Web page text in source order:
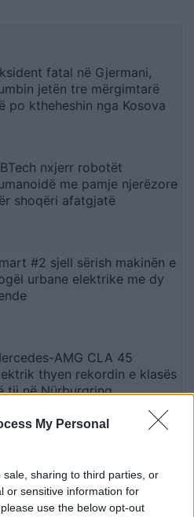
My Personal
sharing to third parties, or
or sensitive information for
use the below opt-out
fatal në Gjermani,
jetën tre mërgimtarë
po ktheheshin nga Kosova
nxjerr robotët
me pamje njerëzore
shoqëri afatgjatë
#2 sjell sërish makinën e
urbane elektrike me dy
AMG CLA 45
thyen rekordin e klasës
tij në Nürburgring
vorbullat që ndikojnë
motin hapësinor dhe Tokë